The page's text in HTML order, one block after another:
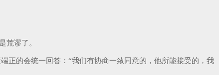
荒谬了。
正的会统一回答：“我们有协商一致同意的，他所能接受的，我